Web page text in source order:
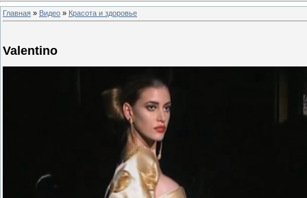
Главная » Видео » Красота и здоровье
Valentino